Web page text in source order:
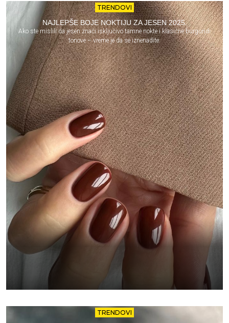
TRENDOVI
NAJLEPŠE BOJE NOKTIJU ZA JESEN 2025.
Ako ste mislili da jesen znači isključivo tamne nokte i klasične burgundi
tonove – vreme je da se iznenadite.
TRENDOVI